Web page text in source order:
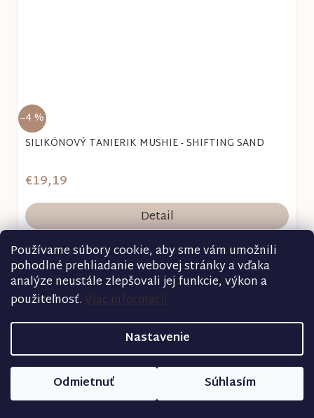
Používame súbory cookie, aby sme vám umožnili
pohodlné prehliadanie webovej stránky a vďaka
analýze neustále zlepšovali jej funkcie, výkon a
použiteľnosť.Viac informácií
Nastavenie
Odmietnuť Súhlasím
–4 %
SILIKÓNOVÝ TANIERIK MUSHIE - SHIFTING SAND
€19,19
Detail